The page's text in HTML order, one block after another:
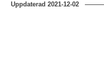
Uppdaterad2021-12-02